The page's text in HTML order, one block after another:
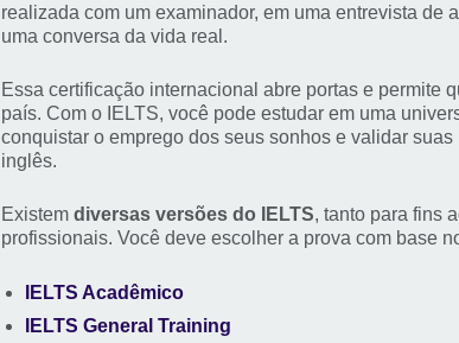
realizada com um examinador, em uma entrevista de
uma conversa da vida real.
Essa certificação internacional abre portas e permite
país. Com o IELTS, você pode estudar em uma
conquistar o emprego dos seus sonhos e validar
inglês.
Existem diversas versões do IELTS, tanto para fins
profissionais. Você deve escolher a prova com base
IELTS Acadêmico
IELTS General Training